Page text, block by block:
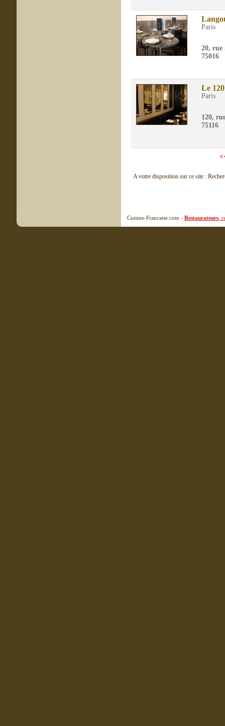
Paris
20, rue
75016
Le
Paris
120,
75116
A votre disposition sur ce site :
Cuisine-Francaise.com - Restaurateurs ,